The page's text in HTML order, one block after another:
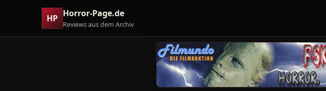
HP Horror-Page.de
Reviews aus dem Archiv